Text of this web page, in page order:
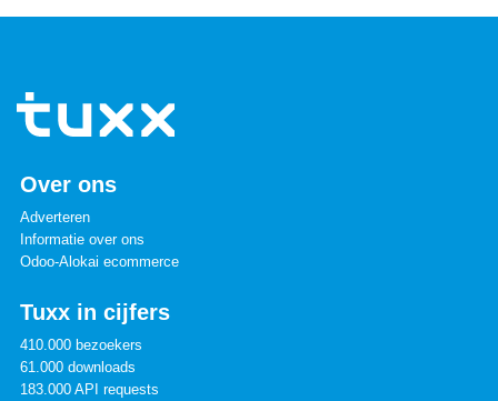
Over ons
Adverteren
Informatie over ons
Odoo-Alokai ecommerce
Tuxx in cijfers
410.000 bezoekers
61.000 downloads
183.000 API requests